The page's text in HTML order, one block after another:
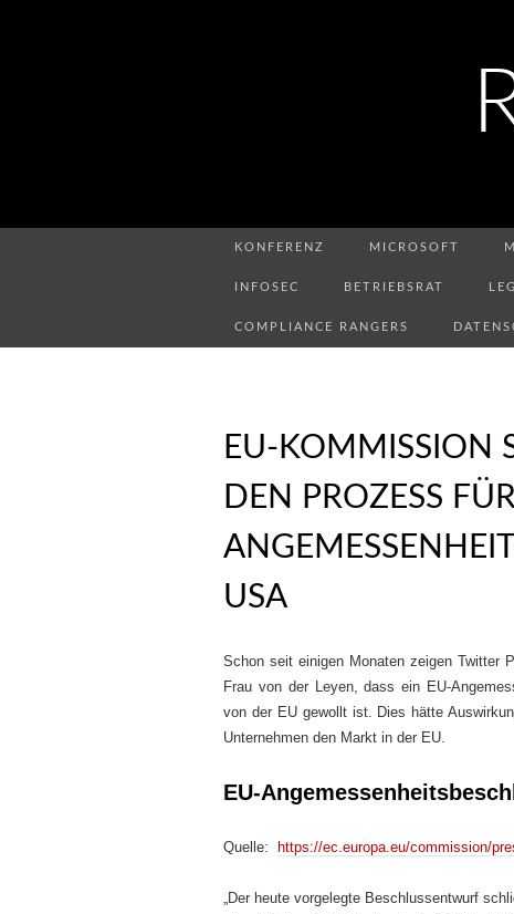
KONFERENZ MICROSOFT
INFOSEC BETRIEBSRAT
COMPLIANCE RANGERS
EU-KOMMISSION
DEN PROZESS
USA
Schon seit einigen Monaten zeigen Twitter
Frau von der Leyen, dass ein EU-
von der EU gewollt ist. Dies hätte
Unternehmen den Markt in der EU.
EU-
Quelle: https://ec.europa.eu/commission/
„Der heute vorgelegte Beschlussentwurf